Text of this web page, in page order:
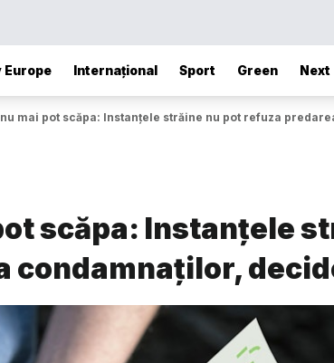
Europe Internațional Sport Green Next
mai pot scăpa: Instanțele străine nu pot refuza
scăpa: Instanțele
condamnaților,